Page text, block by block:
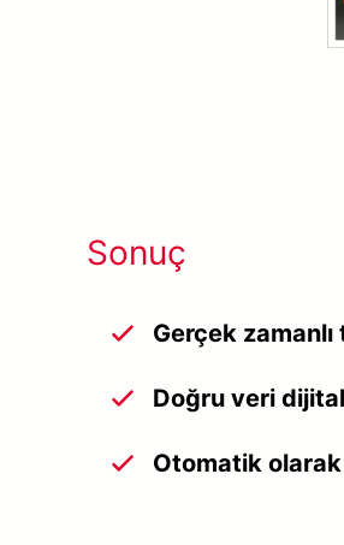
Sonuç
Gerçek
Doğru veri
Otomatik